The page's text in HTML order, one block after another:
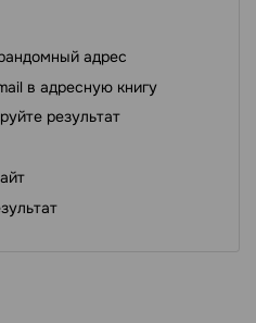
адрес
в адресную книгу
результат